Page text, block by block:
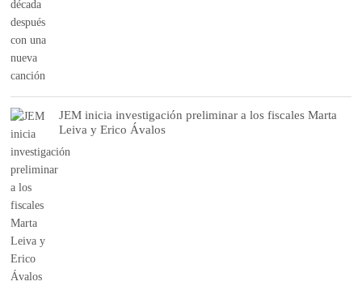
JEM inicia investigación preliminar a los fiscales Marta
Leiva y Erico Ávalos